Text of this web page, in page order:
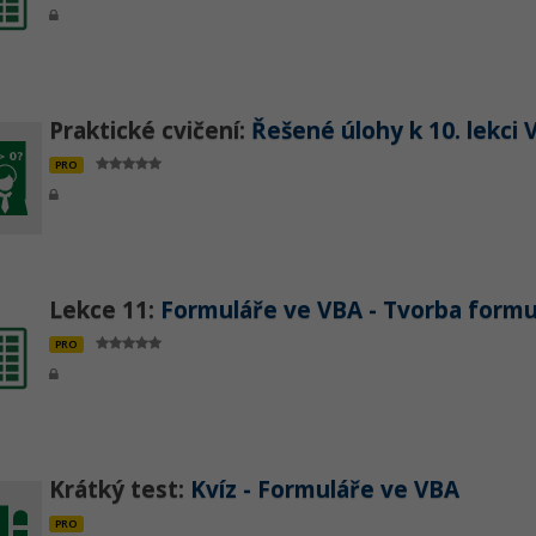
Praktické cvičení: Řešené úlohy k 10. lekci
PRO
Lekce 11: Formuláře ve VBA - Tvorba
PRO
Krátký test: Kvíz - Formuláře ve VBA
PRO